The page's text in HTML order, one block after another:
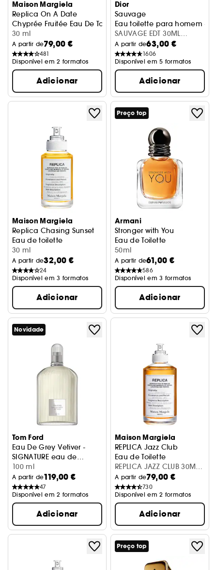
Maison Margiela
Replica On A Date
Chyprée Fruitée Eau De Toilette
30 ml
A partir de79,00 €
481
Disponível em 2 formatos
Adicionar
Dior
Sauvage
Eau toilette para homem -
SAUVAGE EDT 30ML
REFILLABLE
A partir de63,00 €
1606
Disponível em 5 formatos
Adicionar
Maison Margiela
Replica Chasing Sunset
Eau de toilette
30 ml
A partir de32,00 €
24
Disponível em 3 formatos
Adicionar
Preço top
Armani
Stronger with You
Eau de Toilette
50ml
A partir de61,00 €
586
Disponível em 3 formatos
Adicionar
Novidade
Tom Ford
Eau De Grey Vetiver -
SIGNATURE eau de
toilette
100 ml
A partir de119,00 €
47
Disponível em 2 formatos
Adicionar
Maison Margiela
REPLICA Jazz Club
Eau de Toilette
REPLICA JAZZ CLUB 30ML
/MAD
A partir de79,00 €
730
Disponível em 2 formatos
Adicionar
Preço top